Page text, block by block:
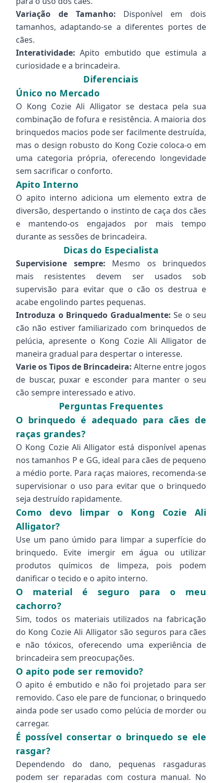
Variação de Tamanho: Disponível em dois
tamanhos, adaptando-se a diferentes portes de
cães.
Interatividade: Apito embutido que estimula a
curiosidade e a brincadeira.
Diferenciais
Único no Mercado
O Kong Cozie Ali Alligator se destaca pela sua
combinação de fofura e resistência. A maioria dos
brinquedos macios pode ser facilmente destruída,
mas o design robusto do Kong Cozie coloca-o em
uma categoria própria, oferecendo longevidade
sem sacrificar o conforto.
Apito Interno
O apito interno adiciona um elemento extra de
diversão, despertando o instinto de caça dos cães
e mantendo-os engajados por mais tempo
durante as sessões de brincadeira.
Dicas do Especialista
Supervisione sempre: Mesmo os brinquedos
mais resistentes devem ser usados sob
supervisão para evitar que o cão os destrua e
acabe engolindo partes pequenas.
Introduza o Brinquedo Gradualmente: Se o seu
cão não estiver familiarizado com brinquedos de
pelúcia, apresente o Kong Cozie Ali Alligator de
maneira gradual para despertar o interesse.
Varie os Tipos de Brincadeira: Alterne entre jogos
de buscar, puxar e esconder para manter o seu
cão sempre interessado e ativo.
Perguntas Frequentes
O brinquedo é adequado para cães de
raças grandes?
O Kong Cozie Ali Alligator está disponível apenas
nos tamanhos P e GG, ideal para cães de pequeno
a médio porte. Para raças maiores, recomenda-se
supervisionar o uso para evitar que o brinquedo
seja destruído rapidamente.
Como devo limpar o Kong Cozie Ali
Alligator?
Use um pano úmido para limpar a superfície do
brinquedo. Evite imergir em água ou utilizar
produtos químicos de limpeza, pois podem
danificar o tecido e o apito interno.
O material é seguro para o meu
cachorro?
Sim, todos os materiais utilizados na fabricação
do Kong Cozie Ali Alligator são seguros para cães
e não tóxicos, oferecendo uma experiência de
brincadeira sem preocupações.
O apito pode ser removido?
O apito é embutido e não foi projetado para ser
removido. Caso ele pare de funcionar, o brinquedo
ainda pode ser usado como pelúcia de morder ou
carregar.
É possível consertar o brinquedo se ele
rasgar?
Dependendo do dano, pequenas rasgaduras
podem ser reparadas com costura manual. No